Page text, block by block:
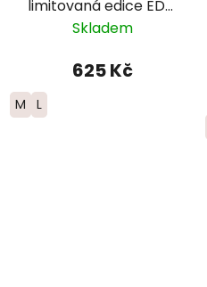
limitovaná edice EDT.
FADE - dámské -
Skladem
625 Kč
M L